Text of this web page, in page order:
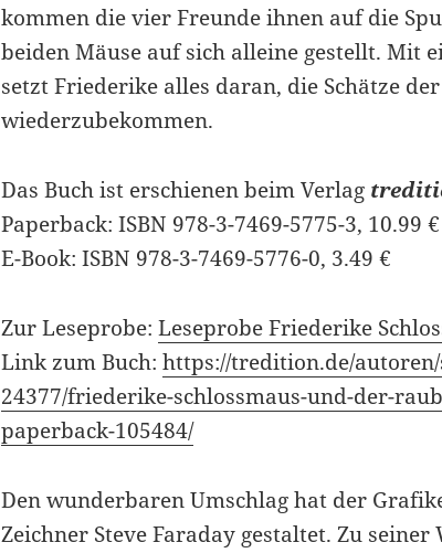
kommen die vier Freunde ihnen auf die
beiden Mäuse auf sich alleine gestellt. Mit
setzt Friederike alles daran, die Schätze
wiederzubekommen.
Das Buch ist erschienen beim Verlag
Paperback: ISBN 978-3-7469-5775-3, 10.99 €
E-Book: ISBN 978-3-7469-5776-0, 3.49 €
Zur Leseprobe:Leseprobe Friederike
Link zum Buch:https://tredition.de/
24377/friederike-schlossmaus-und-der-
paperback-105484/
Den wunderbaren Umschlag hat der
Zeichner Steve Faraday gestaltet. Zu seiner